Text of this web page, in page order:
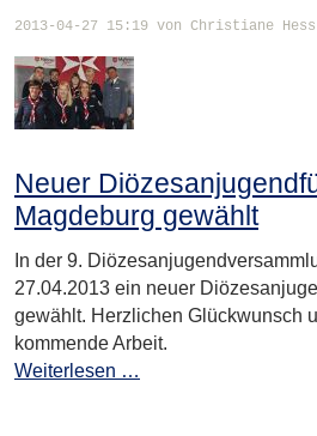
2013-04-27 15:19 von Christiane
Neuer
Magdeburg gewählt
In der 9.
27.04.2013 ein neuer
gewählt. Herzlichen Glückwunsch
kommende Arbeit.
Weiterlesen …